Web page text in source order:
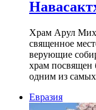
Храм Арул
священное
верующие
храм посвящен
одним из
Евразия